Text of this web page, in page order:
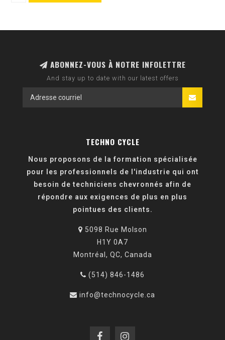
ABONNEZ-VOUS À NOTRE INFOLETTRE
And stay up to date with our latest offers
TECHNO CYCLE
Nous proposons de la formation spécialisée
pour les professionnels de l'industrie qui ont
besoin de techniciens chevronnés afin de
répondre aux exigences de plus en plus
pointues des clients.
5098 Rue Molson
H1Y 0A7
Montréal, QC, Canada
(514) 846-1486
info@technocycle.ca